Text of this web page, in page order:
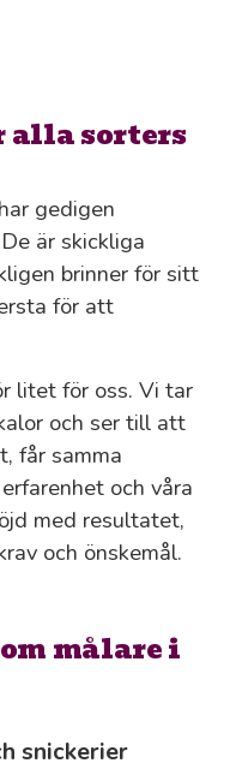
alla sorters
gedigen
är skickliga
brinner för sitt
för att
litet för oss. Vi tar
och ser till att
får samma
och våra
med resultatet,
och önskemål.
målare i
snickerier